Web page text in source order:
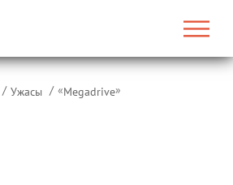
Ужасы «Megadrive»